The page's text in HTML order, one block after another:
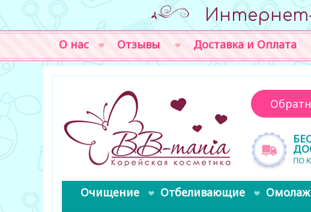
Интернет-
О нас Отзывы Доставка и Оплата
ПО
Очищение Отбеливающие